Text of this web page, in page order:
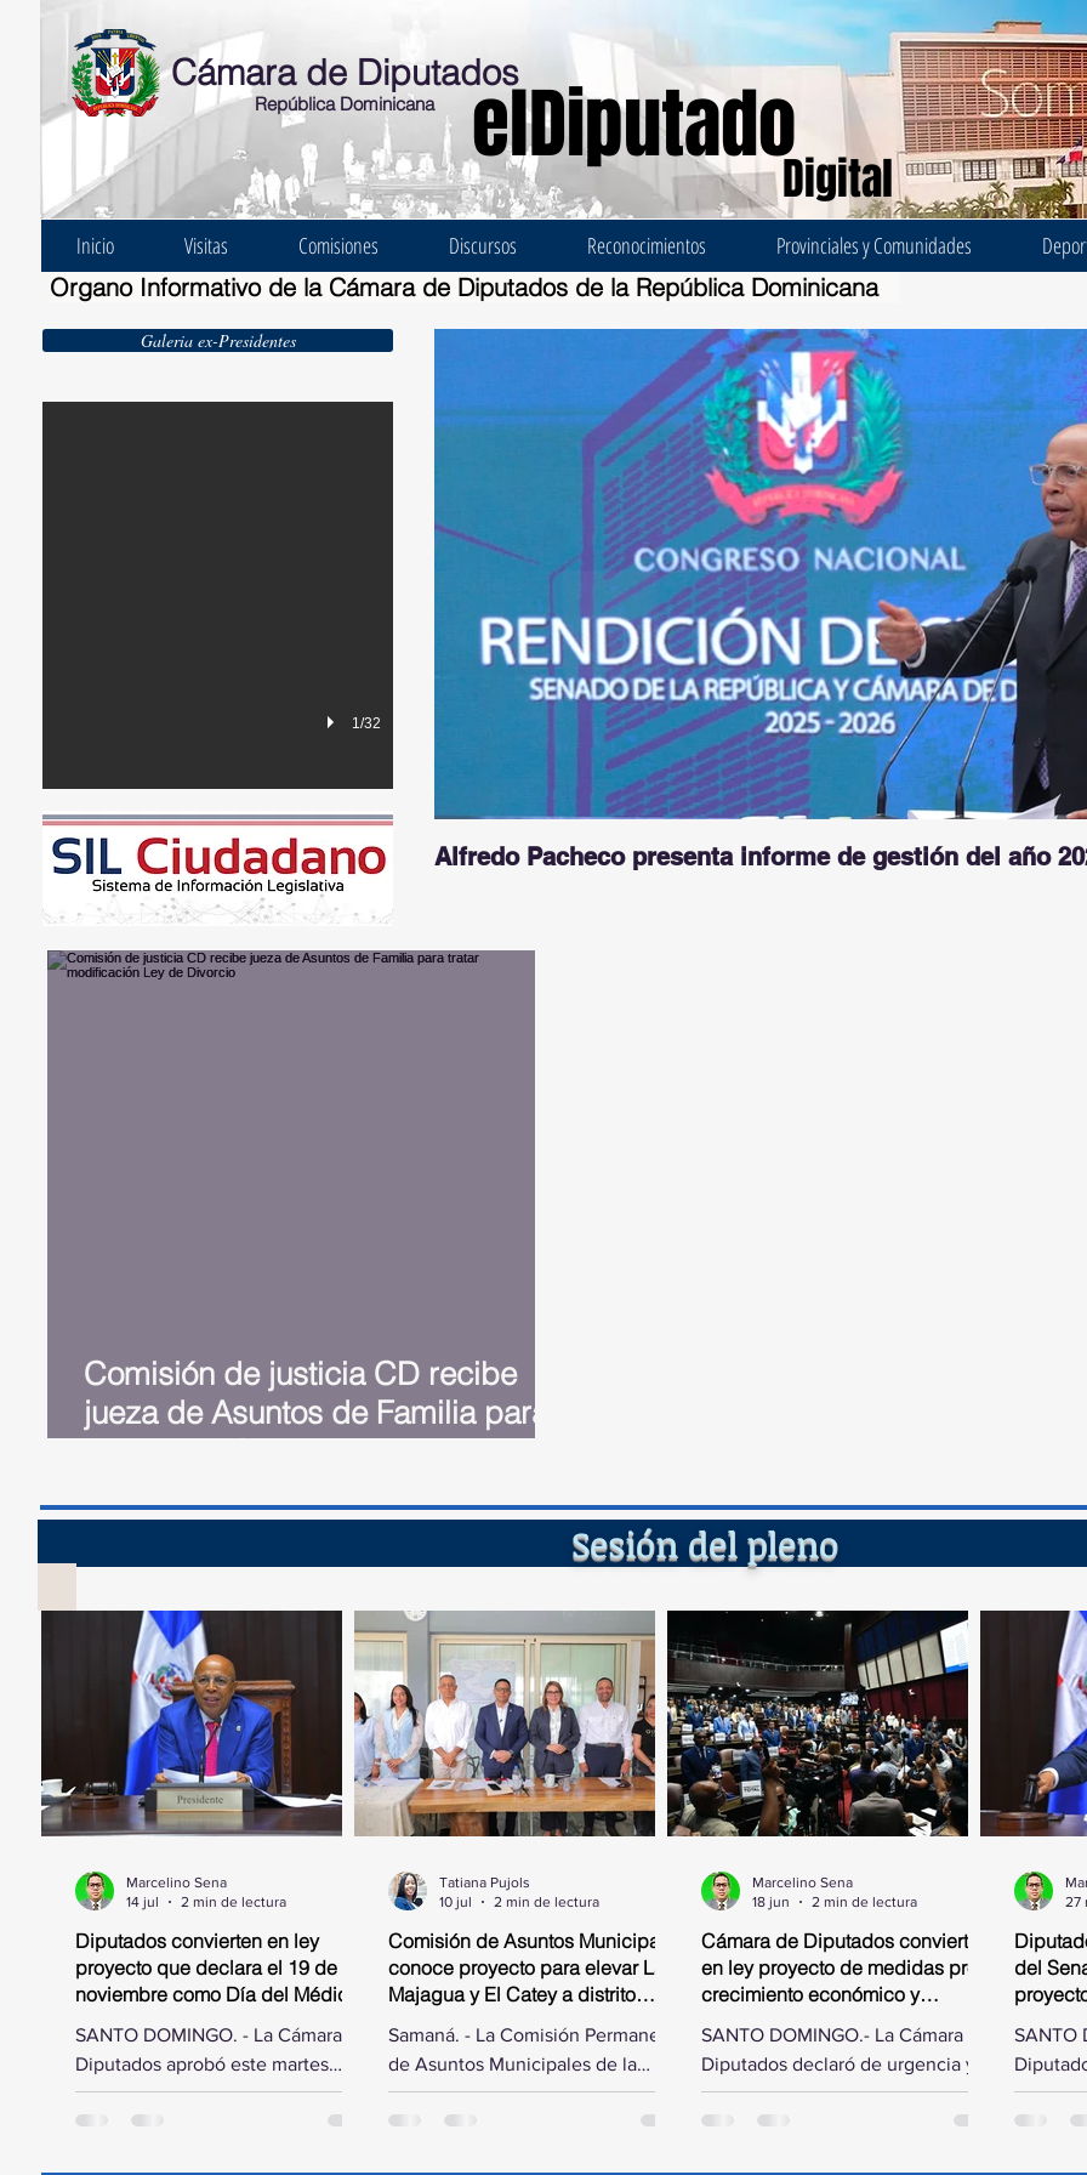
Digital
elDiputado
Cámara de Diputados
República Dominicana
Inicio Visitas Comisiones Discursos Reconocimientos Provinciales y Comunidades
Organo Informativo de la Cámara de Diputados de la República Dominicana
Galeria ex-Presidentes
Ernesto Bonelli Burgos 1924-1930
1/32
Alfredo Pacheco presenta informe de gestión del año
Comisión de justicia CD recibe
jueza de Asuntos de Familia para
tratar modificación Ley de Divorcio
Sesión del
Diputados convierten en ley
proyecto que declara el 19 de
noviembre como Día del Médico
SANTO DOMINGO. - La Cámara de
Diputados aprobó este martes
acoger las modificaciones hechas
por el Senado de la República al
Marcelino Sena
14 jul
2 min de lectura
Comisión de Asuntos Municipales
conoce proyecto para elevar La
Majagua y El Catey a distrito
Samaná. - La Comisión Permanente
de Asuntos Municipales de la
Cámara de Diputados, presidida
por el diputado Elías Matos, se
Tatiana Pujols
10 jul
2 min de lectura
Cámara de Diputados convierte
en ley proyecto de medidas pro-
crecimiento económico y
SANTO DOMINGO.- La Cámara de
Diputados declaró de urgencia y
convirtió en ley este jueves, al
aprobarlo en dos discusiones
Marcelino Sena
18 jun
2 min de lectura
del
SANTO
las
Senado
27